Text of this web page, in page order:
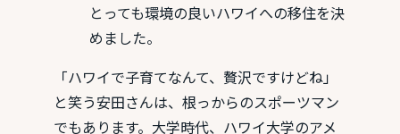
とっても環境の良いハワイへの移住を決
めました。
「ハワイで子育てなんて、贅沢ですけどね」
と笑う安田さんは、根っからのスポーツマン
でもあります。大学時代、ハワイ大学のアメ